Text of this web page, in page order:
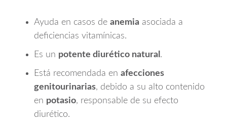
Ayuda en casos de anemia asociada a
deficiencias vitamínicas.
Es un potente diurético natural .
Está recomendada en afecciones
genitourinarias, debido a su alto contenido
en potasio, responsable de su efecto
diurético.